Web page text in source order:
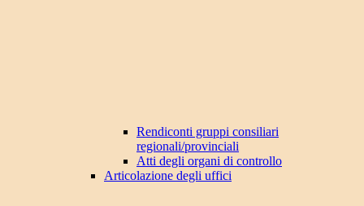
Rendiconti gruppi consiliari
regionali/provinciali
Atti degli organi di controllo
Articolazione degli uffici